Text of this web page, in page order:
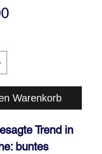
Warenkorb
Trend in
buntes